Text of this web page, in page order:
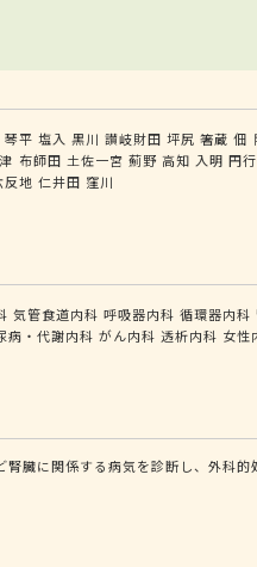
琴平 塩入 黒川 讃岐財田 坪尻 箸蔵 佃
布師田 土佐一宮 薊野 高知 入明 円
反地 仁井田 窪川
気管食道内科 呼吸器内科 循環器内科
病・代謝内科 がん内科 透析内科 女性
臓に関係する病気を診断し、外科的